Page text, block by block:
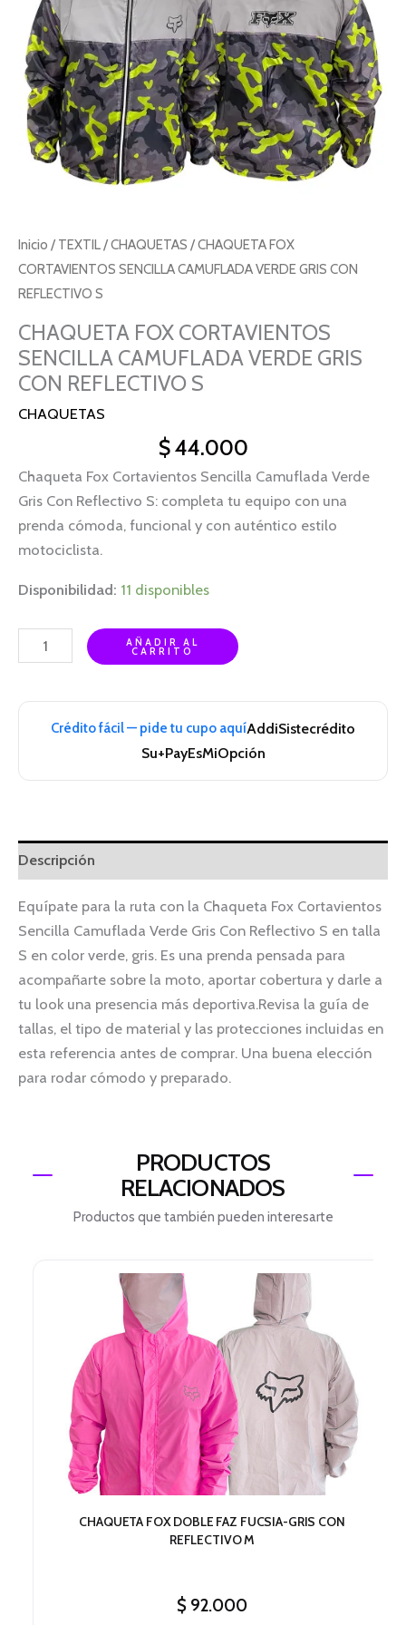
Inicio / TEXTIL/CHAQUETAS / CHAQUETA FOX
CORTAVIENTOS SENCILLA CAMUFLADA VERDE GRIS CON
REFLECTIVO S
CHAQUETA FOX CORTAVIENTOS
SENCILLA CAMUFLADA VERDE GRIS
CON REFLECTIVO S
CHAQUETAS
$44.000
Chaqueta Fox Cortavientos Sencilla Camuflada Verde
Gris Con Reflectivo S: completa tu equipo con una
prenda cómoda, funcional y con auténtico estilo
motociclista.
Disponibilidad: 11 disponibles
CON
REFLECTIVO
S
cantidad
AÑADIR AL
CARRITO
Crédito fácil — pide tu cupo aquíAddiSistecrédito
Su+PayEsMiOpción
Descripción
Equípate para la ruta con la Chaqueta Fox Cortavientos
Sencilla Camuflada Verde Gris Con Reflectivo S en talla
S en color verde, gris. Es una prenda pensada para
acompañarte sobre la moto, aportar cobertura y darle a
tu look una presencia más deportiva.Revisa la guía de
tallas, el tipo de material y las protecciones incluidas en
esta referencia antes de comprar. Una buena elección
para rodar cómodo y preparado.
PRODUCTOS
RELACIONADOS
Productos que también pueden interesarte
CHAQUETA FOX DOBLE FAZ FUCSIA-GRIS CON
REFLECTIVO M
$ 92.000